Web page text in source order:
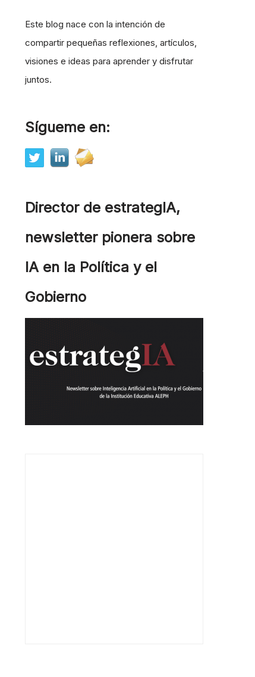
Este blog nace con la intención de
compartir pequeñas reflexiones, artículos,
visiones e ideas para aprender y disfrutar
juntos.
Sígueme en:
Director de estrategIA,
newsletter pionera sobre
IA en la Política y el
Gobierno